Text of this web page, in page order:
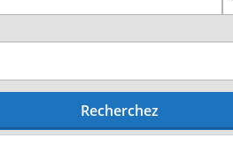
Recherchez